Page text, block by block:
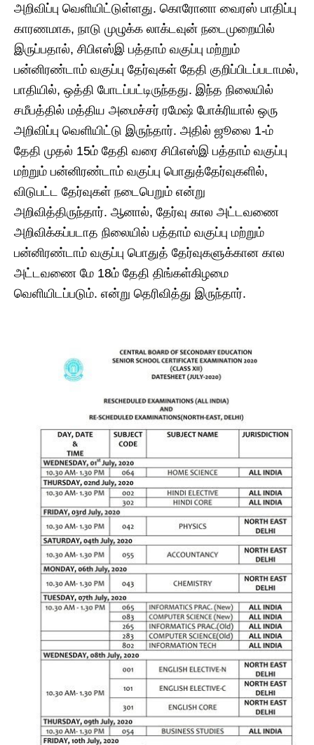
அறிவிப்பு வெளியிட்டுள்ளது. கொரோனா வைரஸ் பாதிப்பு
காரணமாக, நாடு முழுக்க லாக்டவுன் நடைமுறையில்
இருப்பதால், சிபிஎஸ்இ பத்தாம் வகுப்பு மற்றும்
பன்னிரண்டாம் வகுப்பு தேர்வுகள் தேதி குறிப்பிடப்படாமல்,
பாதியில், ஒத்தி போடப்பட்டிருந்தது. இந்த நிலையில்
சமீபத்தில் மத்திய அமைச்சர் ரமேஷ் போக்ரியால் ஒரு
அறிவிப்பு வெளியிட்டு இருந்தார். அதில் ஜூலை 1-ம்
தேதி முதல் 15ம் தேதி வரை சிபிஎஸ்இ பத்தாம் வகுப்பு
மற்றும் பன்னிரண்டாம் வகுப்பு பொதுத்தேர்வுகளில்,
விடுபட்ட தேர்வுகள் நடைபெறும் என்று
அறிவித்திருந்தார். ஆனால், தேர்வு கால அட்டவணை
அறிவிக்கப்படாத நிலையில் பத்தாம் வகுப்பு மற்றும்
பன்னிரண்டாம் வகுப்பு பொதுத் தேர்வுகளுக்கான கால
அட்டவணை மே 18ம் தேதி திங்கள்கிழமை
வெளியிடப்படும். என்று தெரிவித்து இருந்தார்.